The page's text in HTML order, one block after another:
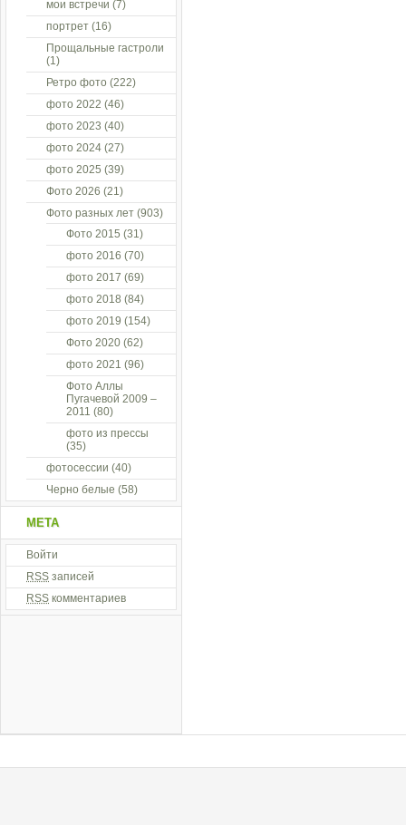
мои встречи (7)
портрет (16)
Прощальные гастроли
(1)
Ретро фото (222)
фото 2022 (46)
фото 2023 (40)
фото 2024 (27)
фото 2025 (39)
Фото 2026 (21)
Фото разных лет (903)
Фото 2015 (31)
фото 2016 (70)
фото 2017 (69)
фото 2018 (84)
фото 2019 (154)
Фото 2020 (62)
фото 2021 (96)
Фото Аллы
Пугачевой 2009 –
2011 (80)
фото из прессы
(35)
фотосессии (40)
Черно белые (58)
МЕТА
Войти
RSS записей
RSS комментариев